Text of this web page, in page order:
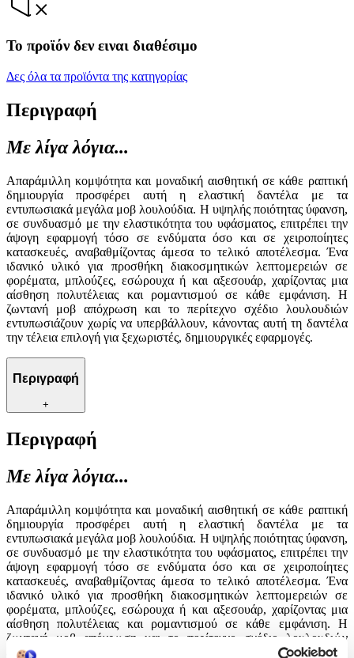
Το προϊόν δεν ειναι διαθέσιμο
Δες όλα τα προϊόντα της κατηγορίας
Περιγραφή
Με λίγα λόγια...
Απαράμιλλη κομψότητα και μοναδική αισθητική σε κάθε ραπτική
δημιουργία προσφέρει αυτή η ελαστική δαντέλα με τα
εντυπωσιακά μεγάλα μοβ λουλούδια. Η υψηλής ποιότητας ύφανση,
σε συνδυασμό με την ελαστικότητα του υφάσματος, επιτρέπει την
άψογη εφαρμογή τόσο σε ενδύματα όσο και σε χειροποίητες
κατασκευές, αναβαθμίζοντας άμεσα το τελικό αποτέλεσμα. Ένα
ιδανικό υλικό για προσθήκη διακοσμητικών λεπτομερειών σε
φορέματα, μπλούζες, εσώρουχα ή και αξεσουάρ, χαρίζοντας μια
αίσθηση πολυτέλειας και ρομαντισμού σε κάθε εμφάνιση. Η
ζωντανή μοβ απόχρωση και το περίτεχνο σχέδιο λουλουδιών
εντυπωσιάζουν χωρίς να υπερβάλλουν, κάνοντας αυτή τη δαντέλα
την τέλεια επιλογή για ξεχωριστές, δημιουργικές εφαρμογές.
Περιγραφή
+
Περιγραφή
Με λίγα λόγια...
Απαράμιλλη κομψότητα και μοναδική αισθητική σε κάθε ραπτική
δημιουργία προσφέρει αυτή η ελαστική δαντέλα με τα
εντυπωσιακά μεγάλα μοβ λουλούδια. Η υψηλής ποιότητας ύφανση,
σε συνδυασμό με την ελαστικότητα του υφάσματος, επιτρέπει την
άψογη εφαρμογή τόσο σε ενδύματα όσο και σε χειροποίητες
κατασκευές, αναβαθμίζοντας άμεσα το τελικό αποτέλεσμα. Ένα
ιδανικό υλικό για προσθήκη διακοσμητικών λεπτομερειών σε
φορέματα, μπλούζες, εσώρουχα ή και αξεσουάρ, χαρίζοντας μια
αίσθηση πολυτέλειας και ρομαντισμού σε κάθε εμφάνιση. Η
ζωντανή μοβ απόχρωση και το περίτεχνο σχέδιο λουλουδιών
εντυπωσιάζουν χωρίς να υπερβάλλουν, κάνοντας αυτή τη δαντέλα